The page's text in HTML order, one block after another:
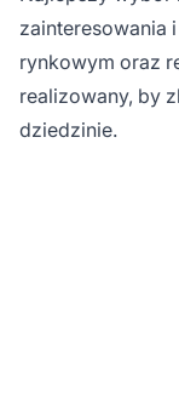
zainteresowania
rynkowym oraz
realizowany, by
dziedzinie.